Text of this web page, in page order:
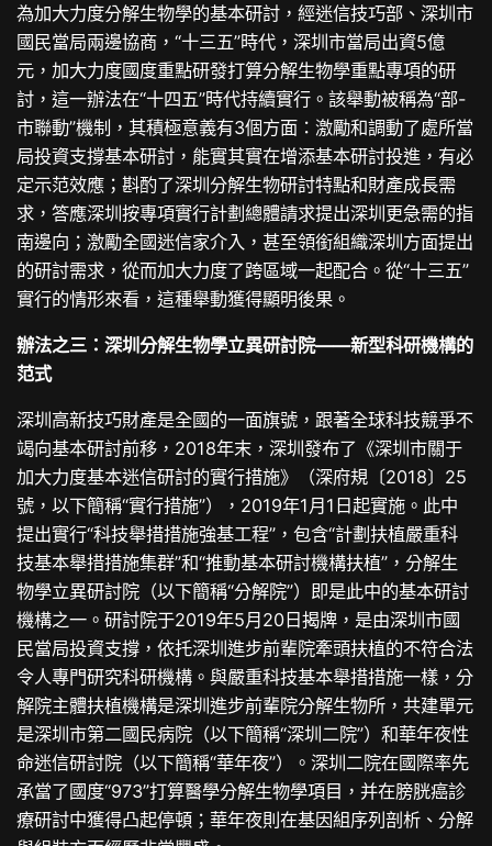
為加大力度分解生物學的基本研討，經迷信技巧部、深圳市
國民當局兩邊協商，“十三五”時代，深圳市當局出資5億
元，加大力度國度重點研發打算分解生物學重點專項的研
討，這一辦法在“十四五”時代持續實行。該舉動被稱為“部-
市聯動”機制，其積極意義有3個方面：激勵和調動了處所當
局投資支撐基本研討，能實其實在增添基本研討投進，有必
定示范效應；斟酌了深圳分解生物研討特點和財產成長需
求，答應深圳按專項實行計劃總體請求提出深圳更急需的指
南邊向；激勵全國迷信家介入，甚至領銜組織深圳方面提出
的研討需求，從而加大力度了跨區域一起配合。從“十三五”
實行的情形來看，這種舉動獲得顯明後果。
辦法之三：深圳分解生物學立異研討院——新型科研機構的
范式
深圳高新技巧財產是全國的一面旗號，跟著全球科技競爭不
竭向基本研討前移，2018年末，深圳發布了《深圳市關于
加大力度基本迷信研討的實行措施》（深府規〔2018〕25
號，以下簡稱“實行措施”），2019年1月1日起實施。此中
提出實行“科技舉措措施強基工程”，包含“計劃扶植嚴重科
技基本舉措措施集群”和“推動基本研討機構扶植”，分解生
物學立異研討院（以下簡稱“分解院”）即是此中的基本研討
機構之一。研討院于2019年5月20日揭牌，是由深圳市國
民當局投資支撐，依托深圳進步前輩院牽頭扶植的不符合法
令人專門研究科研機構。與嚴重科技基本舉措措施一樣，分
解院主體扶植機構是深圳進步前輩院分解生物所，共建單元
是深圳市第二國民病院（以下簡稱“深圳二院”）和華年夜性
命迷信研討院（以下簡稱“華年夜”）。深圳二院在國際率先
承當了國度“973”打算醫學分解生物學項目，并在膀胱癌診
療研討中獲得凸起停頓；華年夜則在基因組序列剖析、分解